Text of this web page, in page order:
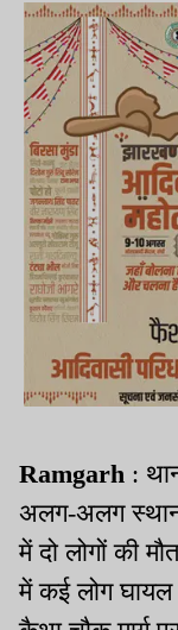
Ramgarh :
अलग-अलग
में दो लोगों की
में कई लोग घायल